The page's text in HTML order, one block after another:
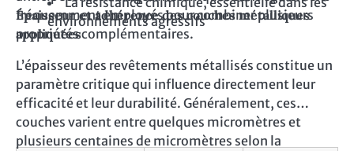
environnements agressifs
fréquemment employés pour combiner plusieurs
propriétés complémentaires.
Épaisseur et adhérence des couches métalliques
appliquées
L’épaisseur des revêtements métallisés constitue un
paramètre critique qui influence directement leur
efficacité et leur durabilité. Généralement, ces
couches varient entre quelques micromètres et
plusieurs centaines de micromètres selon la